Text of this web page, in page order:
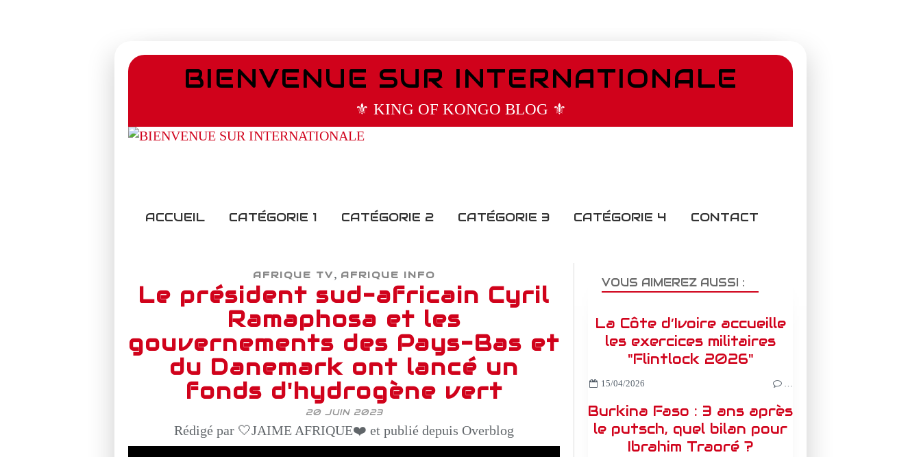
BIENVENUE SUR INTERNATIONALE
⚜️ KING OF KONGO BLOG ⚜️
ACCUEIL CATÉGORIE 1 CATÉGORIE 2 CATÉGORIE 3 CATÉGORIE 4 CONTACT
AFRIQUE TV, AFRIQUE INFO
Le président sud-africain Cyril
Ramaphosa et les
gouvernements des Pays-Bas et
du Danemark ont lancé un
fonds d'hydrogène vert
20 JUIN 2023
Rédigé par 🤍JAIME AFRIQUE❤️ et publié depuis Overblog
VOUS AIMEREZ AUSSI :
La Côte d’Ivoire accueille
les exercices militaires
"Flintlock 2026"
15/04/2026 …
Burkina Faso : 3 ans après
le putsch, quel bilan pour
Ibrahim Traoré ?